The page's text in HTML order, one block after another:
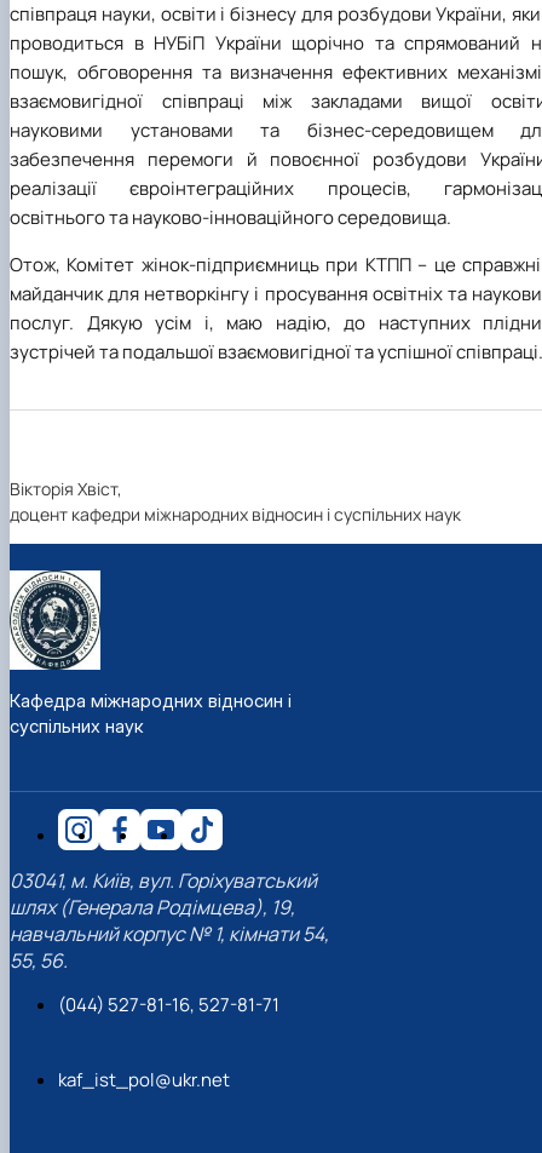
співпраця науки, освіти і бізнесу для розбудови України,
проводиться в НУБіП України щорічно та спрямований
пошук, обговорення та визначення ефективних
взаємовигідної співпраці між закладами вищої
науковими установами та бізнес-середовищем
забезпечення перемоги й повоєнної розбудови
реалізації євроінтеграційних процесів,
освітнього та науково-інноваційного середовища.
Отож, Комітет жінок-підприємниць при КТПП – це
майданчик для нетворкінгу і просування освітніх та
послуг. Дякую усім і, маю надію, до наступних
зустрічей та подальшої взаємовигідної та успішної співпраці.
Вікторія Хвіст,
доцент кафедри міжнародних відносин і суспільних наук
Кафедра міжнародних відносин і
суспільних наук
03041, м. Київ, вул. Горіхуватський
шлях (Генерала Родімцева), 19,
навчальний корпус № 1, кімнати 54,
55, 56.
(044) 527-81-16, 527-81-71
kaf_ist_pol@ukr.net